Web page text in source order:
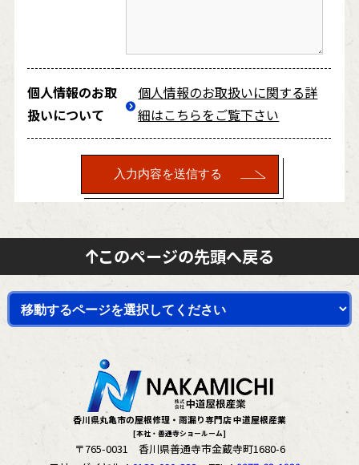
個人情報のお取
扱いについて
個人情報のお取扱いに関する詳
細はこちらをご覧下さい
このページの先頭へ戻る
香川県丸亀市の屋根修理・雨漏り専門店 中道屋根産業
[本社・善通寺ショールーム]
〒765-0031 香川県善通寺市金蔵寺町1680-6